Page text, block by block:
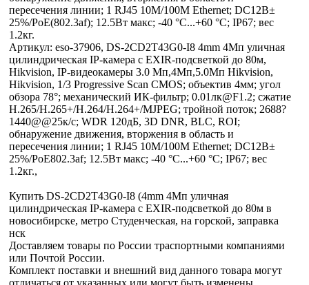
пересечения линии; 1 RJ45 10M/100M Ethernet; DC12В±
25%/PoE(802.3af); 12.5Вт макс; -40 °C...+60 °C; IP67; вес
1.2кг.
Артикул: eso-37906, DS-2CD2T43G0-I8 4mm 4Мп уличная
цилиндрическая IP-камера с EXIR-подсветкой до 80м,
Hikvision, IP-видеокамеры 3.0 Мп,4Мп,5.0Мп Hikvision,
Hikvision, 1/3 Progressive Scan CMOS; объектив 4мм; угол
обзора 78°; механический ИК-фильтр; 0.01лк@F1.2; сжатие
H.265/H.265+/H.264/H.264+/MJPEG; тройной поток; 2688?
1440@@25к/с; WDR 120дБ, 3D DNR, BLC, ROI;
обнаружение движения, вторжения в область и
пересечения линии; 1 RJ45 10M/100M Ethernet; DC12В±
25%/PoE802.3af; 12.5Вт макс; -40 °C...+60 °C; IP67; вес
1.2кг.,
Купить DS-2CD2T43G0-I8 (4mm 4Мп уличная
цилиндрическая IP-камера с EXIR-подсветкой до 80м в
новосибирске, метро Студенческая, на горской, заправка
нск
Доставляем товары по России траспортными компаниями
или Почтой России.
Комплект поставки и внешний вид данного товара могут